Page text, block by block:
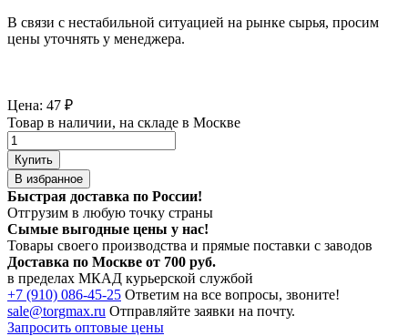
В связи с нестабильной ситуацией на рынке сырья, просим
цены уточнять у менеджера.
Цена: 47 ₽
Товар в наличии, на складе в Москве
Купить
В избранное
Быстрая доставка по России!
Отгрузим в любую точку страны
Сымые выгодные цены у нас!
Товары своего производства и прямые поставки с заводов
Доставка по Москве от 700 руб.
в пределах МКАД курьерской службой
+7 (910) 086-45-25 Ответим на все вопросы, звоните!
sale@torgmax.ru Отправляйте заявки на почту.
Запросить оптовые цены